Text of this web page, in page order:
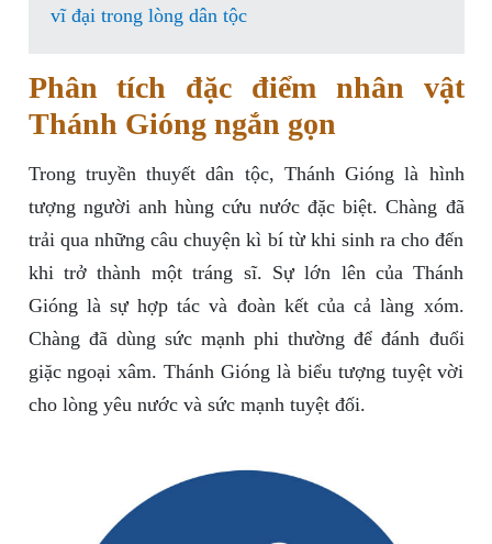
vĩ đại trong lòng dân tộc
Phân tích đặc điểm nhân vật
Thánh Gióng ngắn gọn
Trong truyền thuyết dân tộc, Thánh Gióng là hình
tượng người anh hùng cứu nước đặc biệt. Chàng đã
trải qua những câu chuyện kì bí từ khi sinh ra cho đến
khi trở thành một tráng sĩ. Sự lớn lên của Thánh
Gióng là sự hợp tác và đoàn kết của cả làng xóm.
Chàng đã dùng sức mạnh phi thường để đánh đuổi
giặc ngoại xâm. Thánh Gióng là biểu tượng tuyệt vời
cho lòng yêu nước và sức mạnh tuyệt đối.